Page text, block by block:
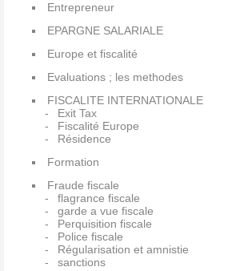
Entrepreneur
EPARGNE SALARIALE
Europe et fiscalité
Evaluations ; les methodes
FISCALITE INTERNATIONALE
Exit Tax
Fiscalité Europe
Résidence
Formation
Fraude fiscale
flagrance fiscale
garde a vue fiscale
Perquisition fiscale
Police fiscale
Régularisation et amnistie
sanctions